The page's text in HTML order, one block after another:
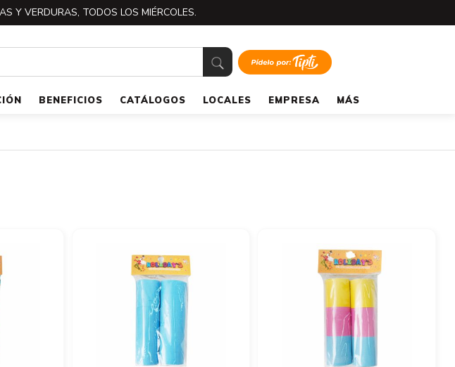
Y VERDURAS, TODOS LOS MIÉRCOLES.
BENEFICIOS CATÁLOGOS LOCALES EMPRESA MÁS